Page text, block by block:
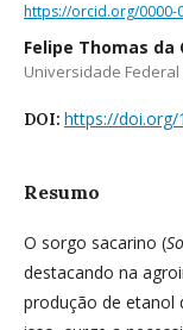
https://orcid.org/0000-
Felipe Thomas da
Universidade Federal
DOI: https://doi.org/
Resumo
O sorgo sacarino (
destacando na
produção de etanol